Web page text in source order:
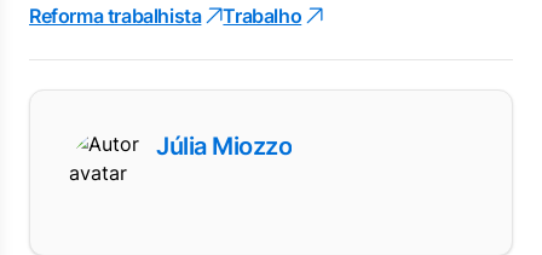
Reforma trabalhista
Trabalho
Júlia Miozzo